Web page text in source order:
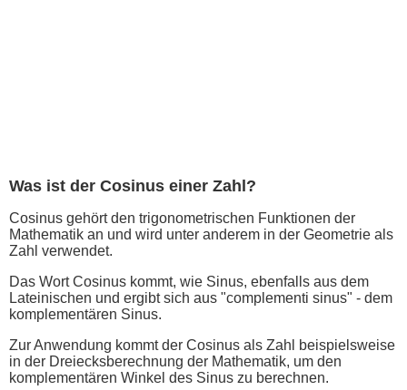
Was ist der Cosinus einer Zahl?
Cosinus gehört den trigonometrischen Funktionen der
Mathematik an und wird unter anderem in der Geometrie als
Zahl verwendet.
Das Wort Cosinus kommt, wie Sinus, ebenfalls aus dem
Lateinischen und ergibt sich aus "complementi sinus" - dem
komplementären Sinus.
Zur Anwendung kommt der Cosinus als Zahl beispielsweise
in der Dreiecksberechnung der Mathematik, um den
komplementären Winkel des Sinus zu berechnen.